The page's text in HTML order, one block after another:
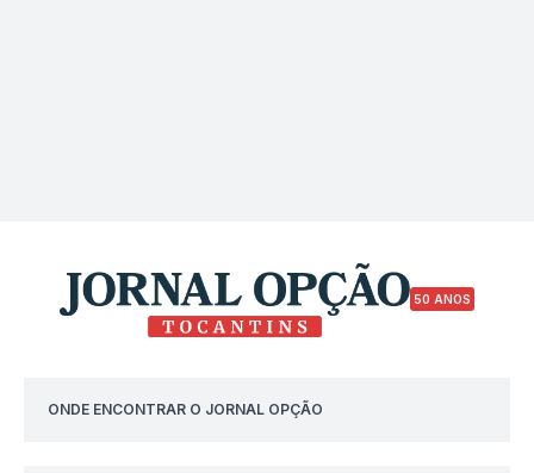
50 ANOS
ONDE ENCONTRAR O JORNAL OPÇÃO